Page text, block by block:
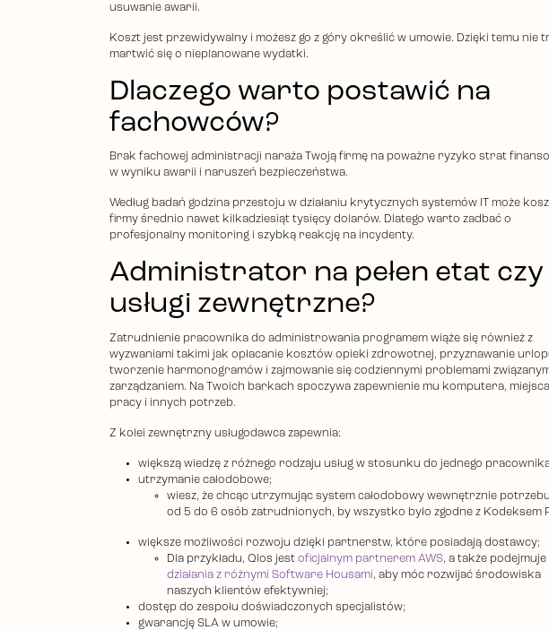
usuwanie awarii.
Koszt jest przewidywalny i możesz go z góry określić w umowie. Dzięki temu nie
martwić się o nieplanowane wydatki.
Dlaczego warto postawić na
fachowców?
Brak fachowej administracji naraża Twoją firmę na poważne ryzyko strat
w wyniku awarii i naruszeń bezpieczeństwa.
Według badań godzina przestoju w działaniu krytycznych systemów IT może
firmy średnio nawet kilkadziesiąt tysięcy dolarów. Dlatego warto zadbać o
profesjonalny monitoring i szybką reakcję na incydenty.
Administrator na pełen etat czy
usługi zewnętrzne?
Zatrudnienie pracownika do administrowania programem wiąże się również z
wyzwaniami takimi jak opłacanie kosztów opieki zdrowotnej, przyznawanie
tworzenie harmonogramów i zajmowanie się codziennymi problemami
zarządzaniem. Na Twoich barkach spoczywa zapewnienie mu komputera,
pracy i innych potrzeb.
Z kolei zewnętrzny usługodawca zapewnia:
większą wiedzę z różnego rodzaju usług w stosunku do jednego
utrzymanie całodobowe;
wiesz, że chcąc utrzymując system całodobowy wewnętrznie
od 5 do 6 osób zatrudnionych, by wszystko było zgodne z Kodeksem
większe możliwości rozwoju dzięki partnerstw, które posiadają dostawcy;
Dla przykładu, Qlos jest oficjalnym partnerem AWS, a także podejmuje
działania z różnymi Software Housami, aby móc rozwijać środowiska
naszych klientów efektywniej;
dostęp do zespołu doświadczonych specjalistów;
gwarancję SLA w umowie;